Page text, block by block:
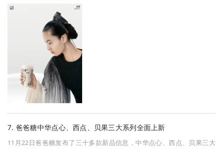
7. 爸爸糖中华点心、西点、贝果三大系列全面上新
11月22日爸爸糖发布了三十多款新品信息，中华点心、西点、贝果三大